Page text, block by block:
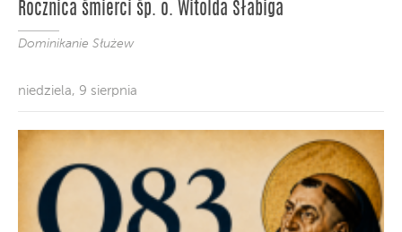
Rocznica śmierci śp. o. Witolda Słabiga
Dominikanie Służew
niedziela, 9 sierpnia